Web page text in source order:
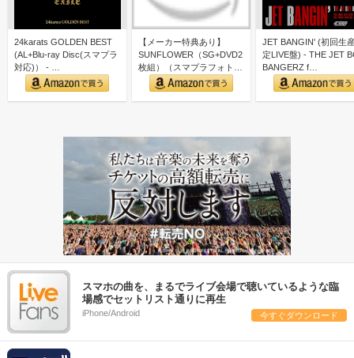
24karats GOLDEN BEST
(AL+Blu-ray Disc(スマプラ
対応)） - …
【メーカー特典あり】
SUNFLOWER（SG+DVD2
枚組）（スマプラフォト封
入） - FANTA…
JET BANGIN' (初回生
定LIVE盤) - THE JET
BANGERZ f…
スマホの曲を、まるでライブ会場で聴いているような臨
場感でセットリスト通りに再生
iPhone/Android 今すぐダウンロード